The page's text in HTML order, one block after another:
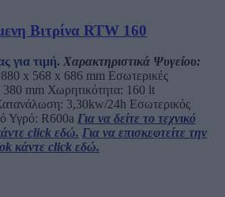
Βιτρίνα RTW 160
για τιμή. Χαρακτηριστικά Ψυγείου:
880 x 568 x 686 mm Εσωτερικές
380 mm Χωρητικότητα: 160 lt
3,30kw/24h Εσωτερικός
Υγρό: R600a Για να δείτε το τεχνικό
click εδώ. Για να επισκεφτείτε την
κάντε click εδώ.